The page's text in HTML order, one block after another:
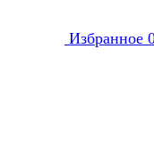
Избранное